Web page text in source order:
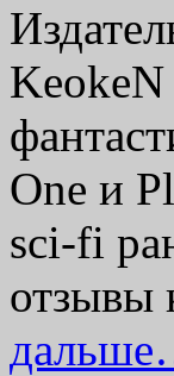
One и
sci-fi
отзывы